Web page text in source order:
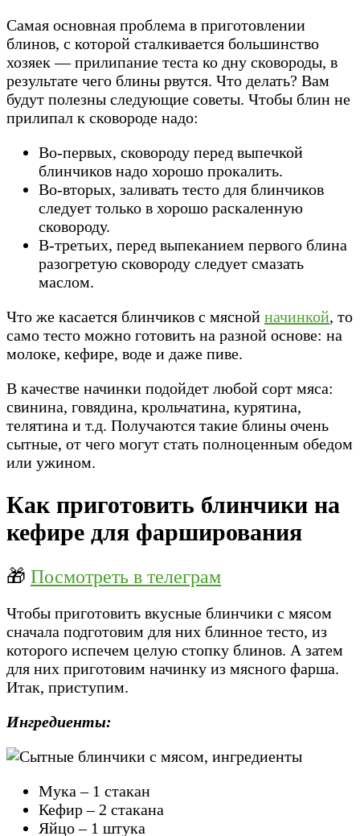
Самая основная проблема в приготовлении
блинов, с которой сталкивается большинство
хозяек — прилипание теста ко дну сковороды, в
результате чего блины рвутся. Что делать? Вам
будут полезны следующие советы. Чтобы блин не
прилипал к сковороде надо:
Во-первых, сковороду перед выпечкой
блинчиков надо хорошо прокалить.
Во-вторых, заливать тесто для блинчиков
следует только в хорошо раскаленную
сковороду.
В-третьих, перед выпеканием первого блина
разогретую сковороду следует смазать
маслом.
Что же касается блинчиков с мясной начинкой, то
само тесто можно готовить на разной основе: на
молоке, кефире, воде и даже пиве.
В качестве начинки подойдет любой сорт мяса:
свинина, говядина, крольчатина, курятина,
телятина и т.д. Получаются такие блины очень
сытные, от чего могут стать полноценным обедом
или ужином.
Как приготовить блинчики на
кефире для фарширования
🎁 Посмотреть в телеграм
Чтобы приготовить вкусные блинчики с мясом
сначала подготовим для них блинное тесто, из
которого испечем целую стопку блинов. А затем
для них приготовим начинку из мясного фарша.
Итак, приступим.
Ингредиенты:
Мука – 1 стакан
Кефир – 2 стакана
Яйцо – 1 штука